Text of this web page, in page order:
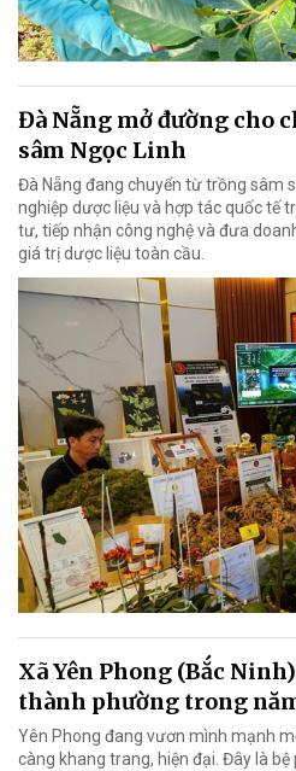
Đà Nẵng mở đường cho
sâm Ngọc Linh
Đà Nẵng đang chuyển từ trồng sâm
nghiệp dược liệu và hợp tác quốc tế
tư, tiếp nhận công nghệ và đưa
giá trị dược liệu toàn cầu.
Xã Yên Phong (Bắc
thành phường trong
Yên Phong đang vươn mình mạnh
càng khang trang, hiện đại. Đây là